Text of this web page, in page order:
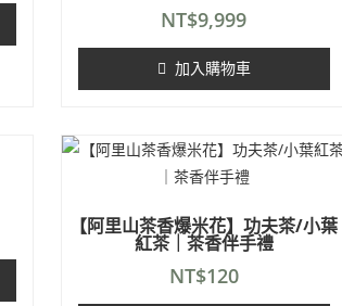
NT$9,999
加入購物車
【阿里山茶香爆米花】功夫茶/小葉
紅茶｜茶香伴手禮
NT$120